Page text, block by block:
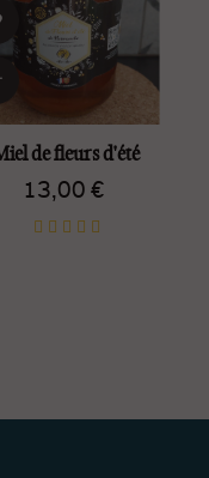
de fleurs d'été
13,00 €